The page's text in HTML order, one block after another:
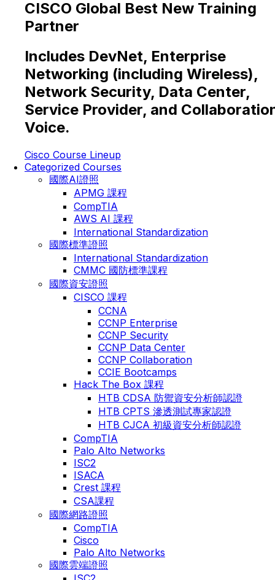
CISCO Global Best New Training
Partner
Includes DevNet, Enterprise
Networking (including Wireless),
Network Security, Data Center,
Service Provider, and
Voice.
Cisco Course Lineup
Categorized Courses
國際AI證照
APMG 課程
CompTIA
AWS AI 課程
International Standardization
國際標準證照
International Standardization
CMMC 國防標準課程
國際資安證照
CISCO 課程
CCNA
CCNP Enterprise
CCNP Security
CCNP Data Center
CCNP Collaboration
CCIE Bootcamps
Hack The Box 課程
HTB CDSA 防禦資安分析師認證
HTB CPTS 滲透測試專家認證
HTB CJCA 初級資安分析師認證
CompTIA
Palo Alto Networks
ISC2
ISACA
Crest 課程
CSA課程
國際網路證照
CompTIA
Cisco
Palo Alto Networks
國際雲端證照